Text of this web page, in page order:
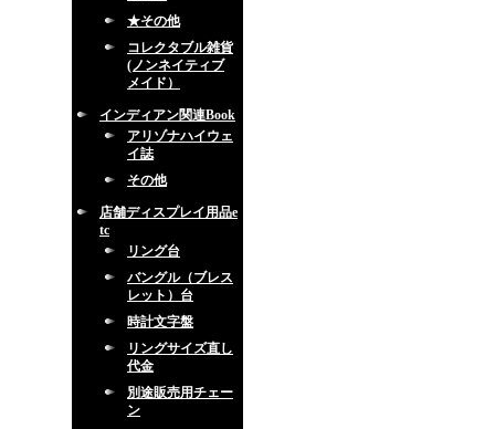
★その他
コレクタブル雑貨
(ノンネイティブ
メイド）
インディアン関連Book
アリゾナハイウェ
イ誌
その他
店舗ディスプレイ用品e
tc
リング台
バングル（ブレス
レット）台
時計文字盤
リングサイズ直し
代金
別途販売用チェー
ン